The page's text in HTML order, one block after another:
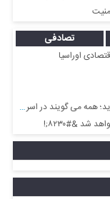
تصادفی
اوراسیا
می گویند در اسرع وقت
شد &#۸۲۳۰;!